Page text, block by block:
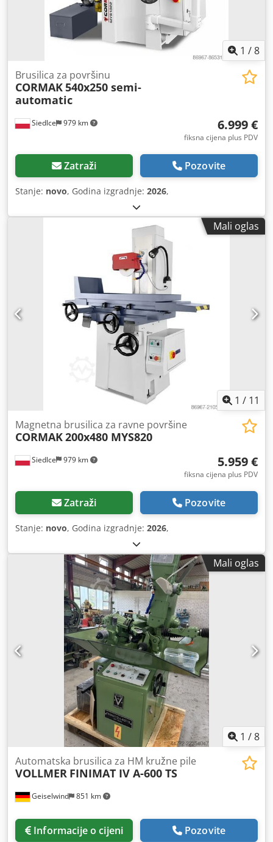
1 /8
Siedlce 979 km
Brusilica za površinu
CORMAK540x250 semi-
automatic
6.999 €
fiksna cijena plus PDV
Zatraži Pozovite
Stanje: novo, Godina izgradnje: 2026,
Mali oglas
1 / 11
Siedlce 979 km
Magnetna brusilica za ravne površine
CORMAK200x480 MYS820
5.959 €
fiksna cijena plus PDV
Zatraži Pozovite
Stanje: novo, Godina izgradnje: 2026,
Mali oglas
1 /8
Geiselwind 851 km
Automatska brusilica za HM kružne pile
VOLLMER FINIMAT IV A-600 TS
Informacije o cijeni Pozovite